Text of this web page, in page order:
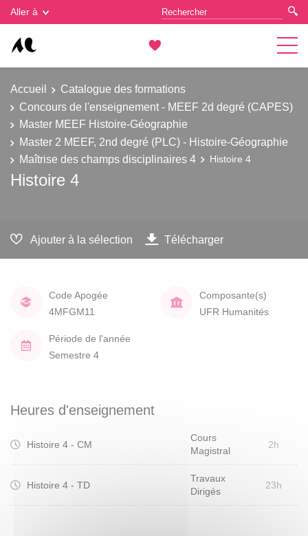
Aller à
Accueil
Catalogue des formations
Concours de l'enseignement - MEEF 2d degré (CAPES)
Master MEEF Histoire-Géographie
Master 2 MEEF, 2nd degré (PLC) - Histoire-Géographie
Maîtrise des champs disciplinaires 4
Histoire 4
Histoire 4
Ajouter à la sélection Télécharger
Code Apogée
4MFGM11
Composante(s)
UFR Humanités
Période de l'année
Semestre 4
Heures d'enseignement
Histoire 4 - CM
Cours
Magistral
2h
Histoire 4 - TD
Travaux
Dirigés
23h
Gestion des cookies